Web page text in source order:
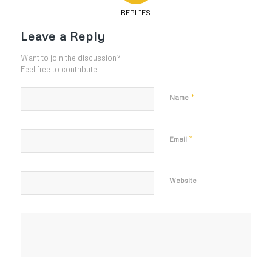
REPLIES
Leave a Reply
Want to join the discussion?
Feel free to contribute!
Name *
Email *
Website